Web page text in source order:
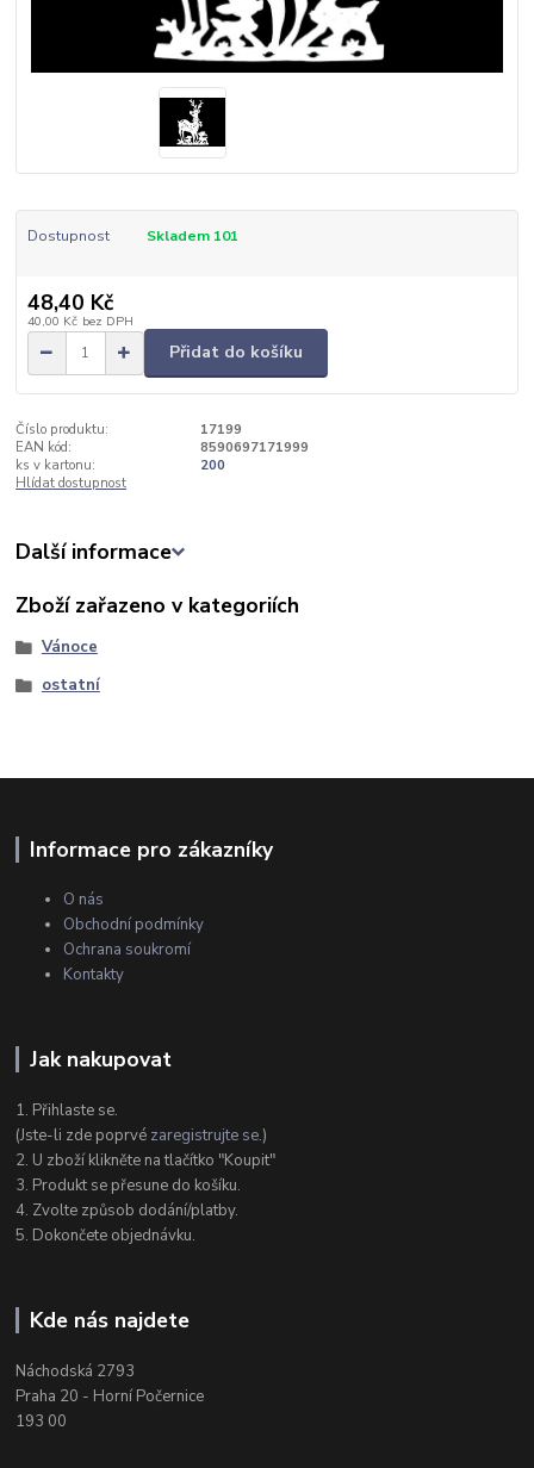
Dostupnost Skladem 101
48,40 Kč
40,00 Kč bez DPH
Přidat do košíku
Číslo produktu:
17199
EAN kód:
8590697171999
ks v kartonu:
200
Hlídat dostupnost
Další informace
Zboží zařazeno v kategoriích
Vánoce
ostatní
Informace pro zákazníky
O nás
Obchodní podmínky
Ochrana soukromí
Kontakty
Jak nakupovat
1. Přihlaste se.
(Jste-li zde poprvé zaregistrujte se.)
2. U zboží klikněte na tlačítko "Koupit"
3. Produkt se přesune do košíku.
4. Zvolte způsob dodání/platby.
5. Dokončete objednávku.
Kde nás najdete
Náchodská 2793
Praha 20 - Horní Počernice
193 00